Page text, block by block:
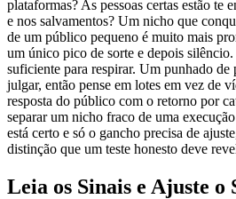
plataformas? As pessoas certas estão te
e nos salvamentos? Um nicho que
de um público pequeno é muito mais
um único pico de sorte e depois silêncio.
suficiente para respirar. Um punhado de
julgar, então pense em lotes em vez de
resposta do público com o retorno por
separar um nicho fraco de uma
está certo e só o gancho precisa de
distinção que um teste honesto deve
Leia os Sinais e Ajuste o